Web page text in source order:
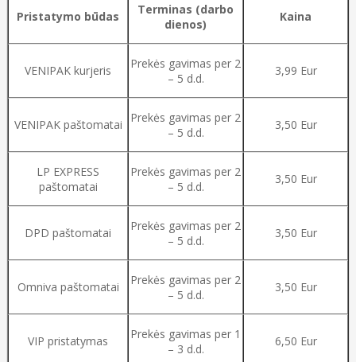
Pristatymo būdas
Terminas (darbo
dienos)
Kaina
VENIPAK kurjeris
Prekės gavimas per 2
– 5 d.d.
3,99 Eur
VENIPAK paštomatai
Prekės gavimas per 2
– 5 d.d.
3,50 Eur
LP EXPRESS
paštomatai
Prekės gavimas per 2
– 5 d.d.
3,50 Eur
DPD paštomatai
Prekės gavimas per 2
– 5 d.d.
3,50 Eur
Omniva paštomatai
Prekės gavimas per 2
– 5 d.d.
3,50 Eur
VIP pristatymas
Prekės gavimas per 1
– 3 d.d.
6,50 Eur